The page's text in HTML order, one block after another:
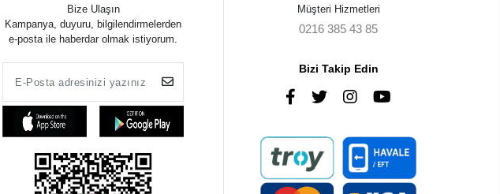
Bize Ulaşın
Kampanya, duyuru, bilgilendirmelerden
e-posta ile haberdar olmak istiyorum.
Müşteri Hizmetleri
0216 385 43 85
Bizi Takip Edin